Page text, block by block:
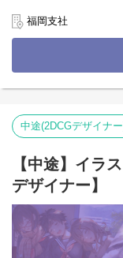
■詳細
WEBTOON（縦読み
・文字からのネーム
・作画(キャラクター
※ご経験者にはキャラ
ピッコマ
・ケルベロス
ジャンプTOON
・異世界コンビニの
・伝説の暗殺者、転
して。
HykeComic
・結婚って何なんで
・ヤクザ清掃員（キ
・アンチヒーロー（
受注増加によりキャ
マンガやアニメなど
イラストレーターを大
■詳細
【アートディレクタ
└案件ごとにアートデ
す。
└カードイラストや
着彩までお任せいたし
・背景デザイン
└建築物や自然物など
・コンセプトアート
└ゲーム初期開発の
ター設定、衣装デザ
福岡支社
中途(2DCGデザイナ
【中途】イラ
デザイナー】